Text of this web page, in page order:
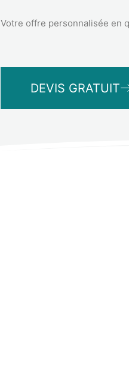
Votre offre personnalisée en
DEVIS GRATUIT